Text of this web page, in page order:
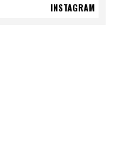
INSTAGRAM